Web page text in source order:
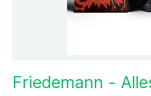
Friedemann -